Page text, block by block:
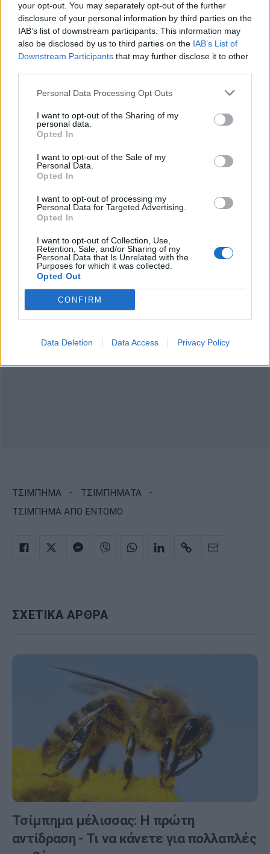
your opt-out. You may separately opt-out of the further
disclosure of your personal information by third parties on the
IAB’s list of downstream participants. This information may
also be disclosed by us to third parties on the IAB’s List of
Downstream Participants that may further disclose it to other
Personal Data Processing Opt Outs
I want to opt-out of the Sharing of my
personal data.
Opted In
I want to opt-out of the Sale of my
Personal Data.
Opted In
I want to opt-out of processing my
Personal Data for Targeted Advertising.
Opted In
I want to opt-out of Collection, Use,
Retention, Sale, and/or Sharing of my
Personal Data that Is Unrelated with the
Purposes for which it was collected.
Opted Out
CONFIRM
Data Deletion Data Access Privacy Policy
ΤΣΙΜΠΗΜΑ · ΤΣΙΜΠΗΜΑΤΑ ·
ΤΣΙΜΠΗΜΑ ΑΠΟ ΕΝΤΟΜΟ
ΣΧΕΤΙΚΑ ΑΡΘΡΑ
Τσίμπημα μέλισσας: Η πρώτη
αντίδραση - Τι να κάνετε για πολλαπλές